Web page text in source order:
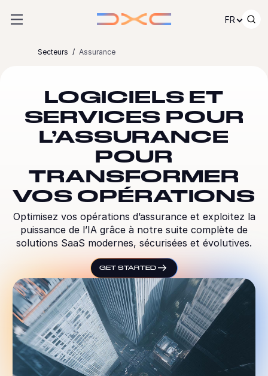
FR
Secteurs Assurance
LOGICIELS ET
SERVICES POUR
L’ASSURANCE
POUR
TRANSFORMER
VOS OPÉRATIONS
Optimisez vos opérations d’assurance et exploitez la
puissance de l’IA grâce à notre suite complète de
solutions SaaS modernes, sécurisées et évolutives.
GET STARTED